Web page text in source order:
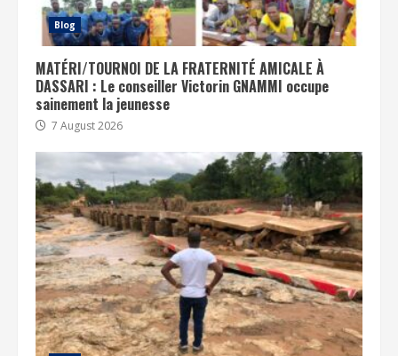
Blog
MATÉRI/TOURNOI DE LA FRATERNITÉ AMICALE À
DASSARI : Le conseiller Victorin GNAMMI occupe
sainement la jeunesse
7 August 2026